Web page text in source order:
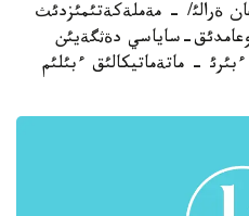
/ةلجان ةرالئ/ - مةملةكةتئمئزدئث
ساياسي دةثگةيئن
ءبئرئ - ماتةماتيكالئق ءبئلئم